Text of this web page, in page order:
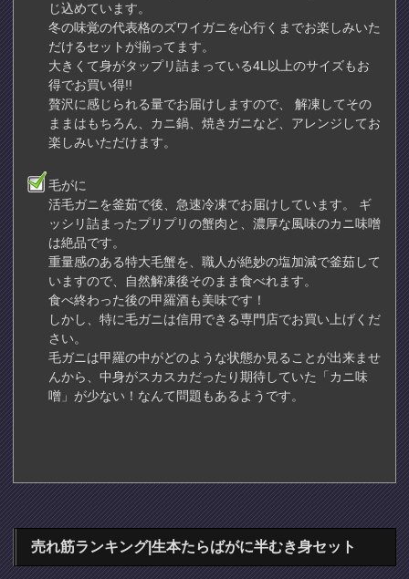
じ込めています。
冬の味覚の代表格のズワイガニを心行くまでお楽しみいた
だけるセットが揃ってます。
大きくて身がタップリ詰まっている4L以上のサイズもお
得でお買い得!!
贅沢に感じられる量でお届けしますので、 解凍してその
ままはもちろん、カニ鍋、焼きガニなど、アレンジしてお
楽しみいただけます。
毛がに
活毛ガニを釜茹で後、急速冷凍でお届けしています。 ギ
ッシリ詰まったプリプリの蟹肉と、濃厚な風味のカニ味噌
は絶品です。
重量感のある特大毛蟹を、職人が絶妙の塩加減で釜茹して
いますので、自然解凍後そのまま食べれます。
食べ終わった後の甲羅酒も美味です！
しかし、特に毛ガニは信用できる専門店でお買い上げくだ
さい。
毛ガニは甲羅の中がどのような状態か見ることが出来ませ
んから、中身がスカスカだったり期待していた「カニ味
噌」が少ない！なんて問題もあるようです。
売れ筋ランキング|生本たらばがに半むき身セット